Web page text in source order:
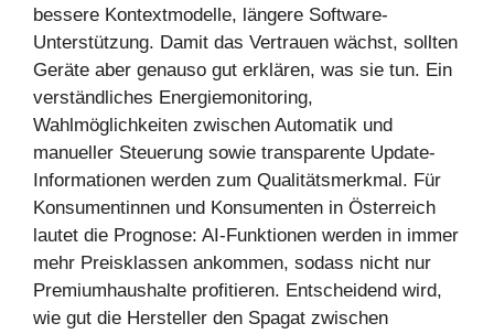
bessere Kontextmodelle, längere Software-
Unterstützung. Damit das Vertrauen wächst, sollten
Geräte aber genauso gut erklären, was sie tun. Ein
verständliches Energiemonitoring,
Wahlmöglichkeiten zwischen Automatik und
manueller Steuerung sowie transparente Update-
Informationen werden zum Qualitätsmerkmal. Für
Konsumentinnen und Konsumenten in Österreich
lautet die Prognose: AI-Funktionen werden in immer
mehr Preisklassen ankommen, sodass nicht nur
Premiumhaushalte profitieren. Entscheidend wird,
wie gut die Hersteller den Spagat zwischen